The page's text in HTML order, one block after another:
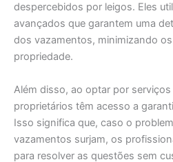
despercebidos por leigos. Eles
avançados que garantem uma
dos vazamentos, minimizando
propriedade.
Além disso, ao optar por
proprietários têm acesso a
Isso significa que, caso o
vazamentos surjam, os
para resolver as questões sem